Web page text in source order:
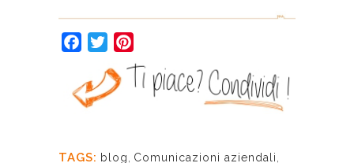
Facebook
Twitter
TAGS: blog Comunicazioni aziendali